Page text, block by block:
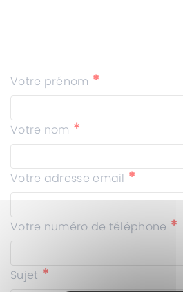
Votre prénom *
Votre nom *
Votre adresse email *
Votre numéro de téléphone *
Sujet *